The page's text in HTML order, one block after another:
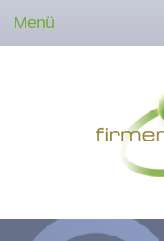
Menü